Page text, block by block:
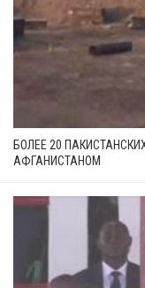
БОЛЕЕ 20
АФГАНИСТАНОМ